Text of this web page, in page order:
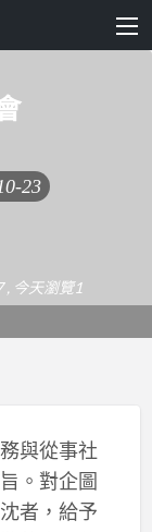
23
, 今天瀏覽1
與從事社
。對企圖
者，給予